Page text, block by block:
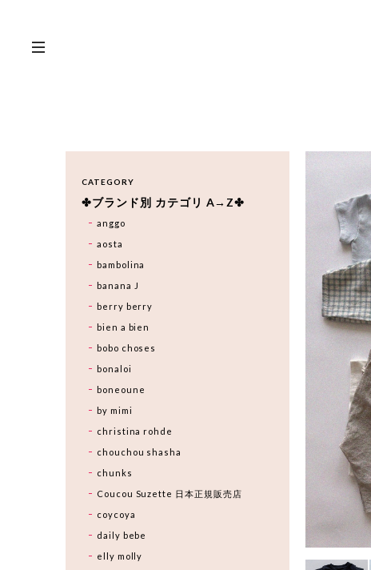
CATEGORY
✤ブランド別 カテゴリ A→Z✤
anggo
aosta
bambolina
banana J
berry berry
bien a bien
bobo choses
bonaloi
boneoune
by mimi
christina rohde
chouchou shasha
chunks
Coucou Suzette 日本正規販売店
coycoya
daily bebe
elly molly